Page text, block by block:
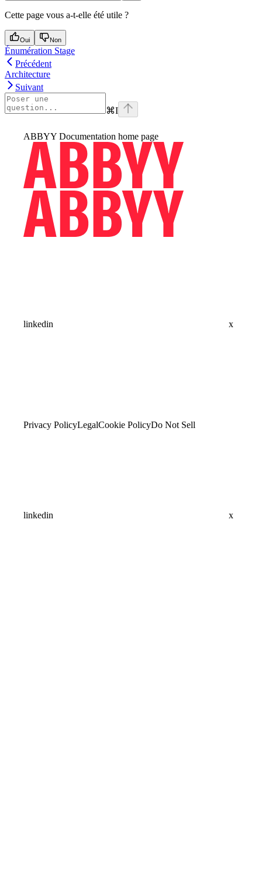
Cette page vous a-t-elle été utile ?
Oui Non
Énumération Stage
Précédent
Architecture
Suivant
⌘I
ABBYY Documentation home page
linkedin x
Privacy PolicyLegalCookie PolicyDo Not Sell
linkedin x